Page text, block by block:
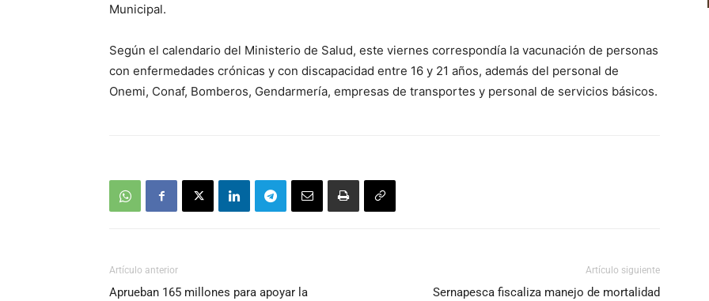
Municipal.
Según el calendario del Ministerio de Salud, este viernes correspondía la vacunación de personas
con enfermedades crónicas y con discapacidad entre 16 y 21 años, además del personal de
Onemi, Conaf, Bomberos, Gendarmería, empresas de transportes y personal de servicios básicos.
Artículo anterior
Aprueban 165 millones para apoyar la
Artículo siguiente
Sernapesca fiscaliza manejo de mortalidad